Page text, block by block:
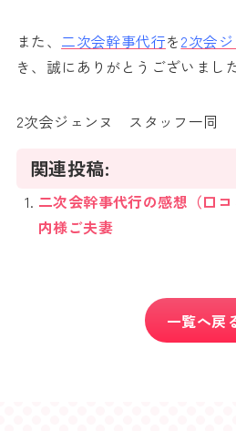
また、 二次会幹事代行を2次会
き、誠にありがとうございまし
2次会ジェンヌ スタッフ一同
関連投稿:
二次会幹事代行の感想（口
内様ご夫妻
一覧へ戻